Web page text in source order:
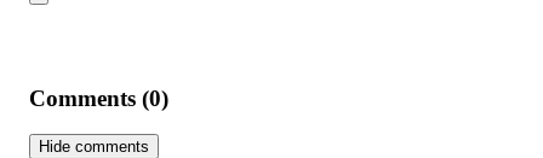
Comments (0)
Hide comments